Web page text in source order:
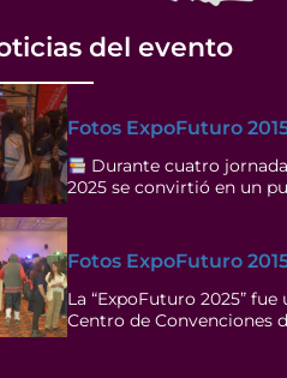
del evento
Fotos ExpoFuturo
Durante cuatro
2025 se convirtió en un
Fotos ExpoFuturo
La “ExpoFuturo 2025” fue
Centro de Convenciones